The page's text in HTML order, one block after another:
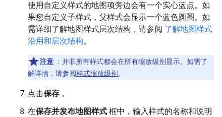
使用自定义样式的地图项旁边会有一个实心蓝点。如
果您自定义子样式，父样式会显示一个蓝色圆圈。如
需详细了解地图样式层次结构，请参阅 了解地图样式
沿用和层次结构。
注意 ：并非所有样式都会在所有缩放级别显示。如需了
解详情，请参阅样式缩放级别 。
点击保存 。
在保存并发布地图样式 框中，输入样式的名称和说明